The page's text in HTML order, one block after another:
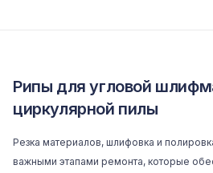
Рипы для угловой
циркулярной пилы
Резка материалов, шлифовка и
важными этапами ремонта, которые